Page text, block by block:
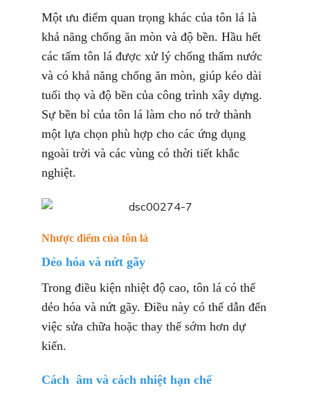
Một ưu điểm quan trọng khác của tôn lá là
khả năng chống ăn mòn và độ bền. Hầu hết
các tấm tôn lá được xử lý chống thấm nước
và có khả năng chống ăn mòn, giúp kéo dài
tuổi thọ và độ bền của công trình xây dựng.
Sự bền bỉ của tôn lá làm cho nó trở thành
một lựa chọn phù hợp cho các ứng dụng
ngoài trời và các vùng có thời tiết khắc
nghiệt.
Nhược điểm của tôn lá
Dẻo hóa và nứt gãy
Trong điều kiện nhiệt độ cao, tôn lá có thể
dẻo hóa và nứt gãy. Điều này có thể dẫn đến
việc sửa chữa hoặc thay thế sớm hơn dự
kiến.
Cách âm và cách nhiệt hạn chế